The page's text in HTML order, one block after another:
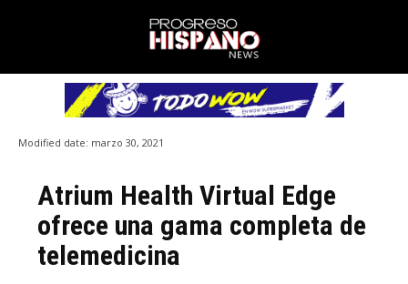
Modified date: marzo 30, 2021
Atrium Health Virtual Edge
ofrece una gama completa de
telemedicina